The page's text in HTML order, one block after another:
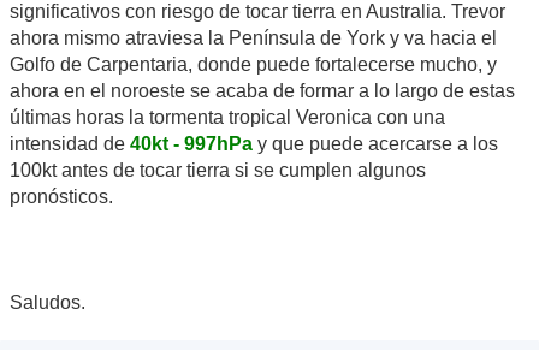
significativos con riesgo de tocar tierra en Australia. Trevor
ahora mismo atraviesa la Península de York y va hacia el
Golfo de Carpentaria, donde puede fortalecerse mucho, y
ahora en el noroeste se acaba de formar a lo largo de estas
últimas horas la tormenta tropical Veronica con una
intensidad de 40kt - 997hPa y que puede acercarse a los
100kt antes de tocar tierra si se cumplen algunos
pronósticos.
Saludos.